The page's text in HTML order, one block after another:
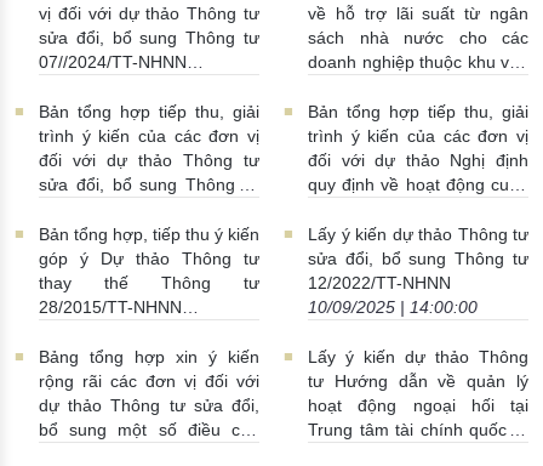
hàng nước ngoài đối với
khách hàng
19/09/2025 |
15:00:00
vị đối với dự thảo Thông tư
sửa đổi, bổ sung Thông tư
07//2024/TT-NHNN
về hỗ trợ lãi suất từ ngân
sách nhà nước cho các
doanh nghiệp thuộc khu vực
doanh, cá nhân kinh doanh
vay vốn tại các ngân hàng
thương mại để thực hiện các
dự án xanh, tuần hoàn và
môi trường, xã hội, quản trị
(ESG)
18/09/2025 |
10:00:00
Bản tổng hợp tiếp thu, giải
trình ý kiến của các đơn vị
đối với dự thảo Thông tư
sửa đổi, bổ sung Thông tư
18/09/2025 | 09:00:00
Bản tổng hợp tiếp thu, giải
trình ý kiến của các đơn vị
đối với dự thảo Nghị định
quy định về hoạt động cung
16/09/2025 | 02:12:00
Bản tổng hợp, tiếp thu ý kiến
góp ý Dự thảo Thông tư
thay thế Thông tư
28/2015/TT-NHNN
Lấy ý kiến dự thảo Thông tư
sửa đổi, bổ sung Thông tư
12/2022/TT-NHNN
10/09/2025 | 14:00:00
Bảng tổng hợp xin ý kiến
rộng rãi các đơn vị đối với
dự thảo Thông tư sửa đổi,
bổ sung một số điều của
Lấy ý kiến dự thảo Thông
tư Hướng dẫn về quản lý
hoạt động ngoại hối tại
Trung tâm tài chính quốc tế